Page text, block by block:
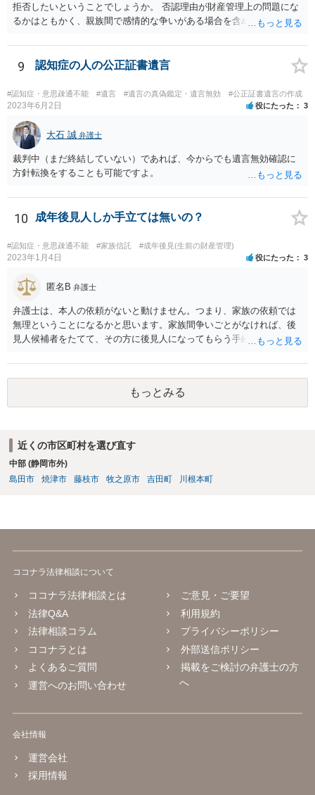
拒否したいということでしょうか。 否認理由が財産管理上の問題にな
るかはともかく、親族間で感情的な争いがある場合を含めて問題があ
選任を希望する旨意見で記載すると良いと思われます。 もちろん専門
職後見人ですから、伯父さんの負担で毎月３万３０００円ないし５万
５０００円の後見人報酬がつきますが、叔母さんが信用できないとい
うことであれば、少ない負担であると思われます。
9 認知症の人の公正証書遺言
#認知症・意思疎通不能 #遺言 #遺言の真偽鑑定・遺言無効 #公正証書遺言の作成
2023年6月2日 役にたった 3
大石 誠 弁護士
裁判中（まだ終結していない）であれば、今からでも遺言無効確認に
方針転換をすることも可能ですよ。
10 成年後見人しか手立ては無いの？
#認知症・意思疎通不能 #家族信託 #成年後見(生前の財産管理)
2023年1月4日 役にたった 3
匿名B 弁護士
弁護士は、本人の依頼がないと動けません。つまり、家族の依頼では
無理ということになるかと思います。家族間争いごとがなければ、後
見人候補者をたてて、その方に後見人になってもらう手続をすすめた
もっとみる
近くの市区町村を選び直す
中部 (静岡市外)
島田市
焼津市 藤枝市 牧之原市 吉田町 川根本町
ココナラ法律相談について
ココナラ法律相談とは
法律Q&A
法律相談コラム
ココナラとは
よくあるご質問
運営へのお問い合わせ
ご意見・ご要望
利用規約
プライバシーポリシー
外部送信ポリシー
掲載をご検討の弁護士の方
へ
会社情報
運営会社
採用情報